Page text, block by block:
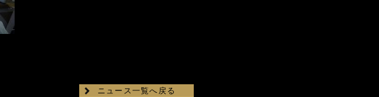
ニュース一覧へ戻る